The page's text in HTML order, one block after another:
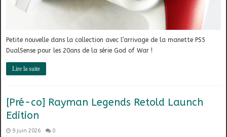
Petite nouvelle dans la collection avec l’arrivage de la manette PS5
DualSense pour les 20ans de la série God of War !
Lire la suite
[Pré-co] Rayman Legends Retold Launch
Edition
9 juin 2026 0